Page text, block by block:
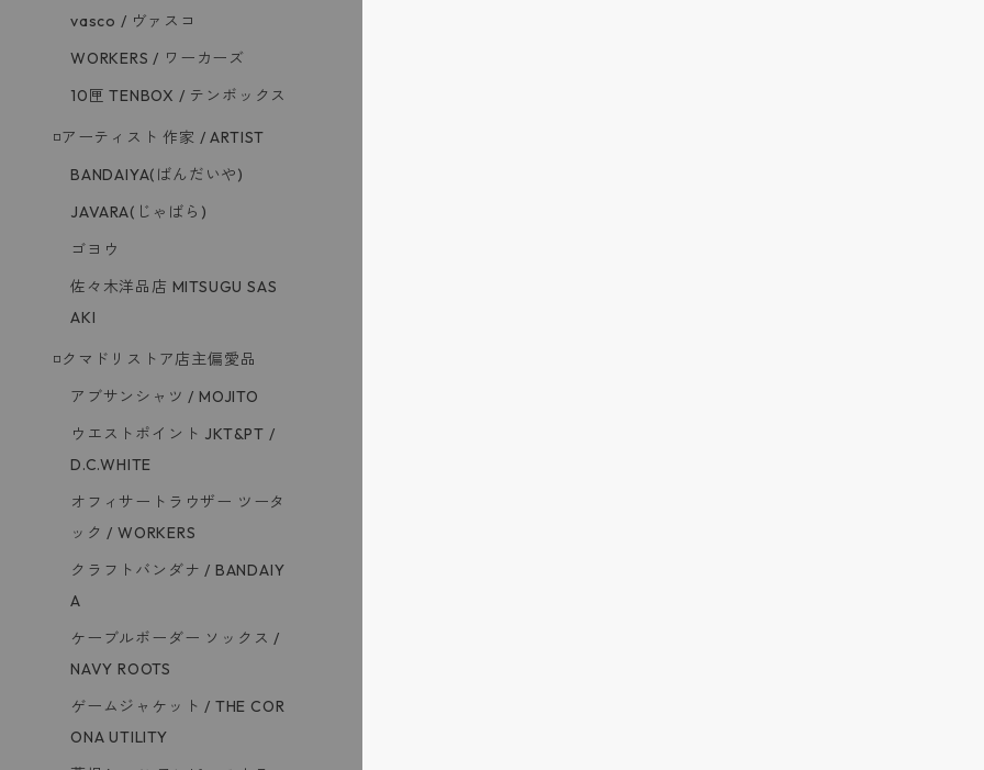
vasco / ヴァスコ
WORKERS / ワーカーズ
10匣 TENBOX / テンボックス
◽️アーティスト 作家 / ARTIST
BANDAIYA(ばんだいや)
JAVARA(じゃばら)
ゴヨウ
佐々木洋品店 MITSUGU SAS
AKI
◽️クマドリストア店主偏愛品
アブサンシャツ / MOJITO
ウエストポイント JKT&PT /
D.C.WHITE
オフィサートラウザー ツータ
ック / WORKERS
クラフトバンダナ / BANDAIY
A
ケーブルボーダー ソックス /
NAVY ROOTS
ゲームジャケット / THE COR
ONA UTILITY